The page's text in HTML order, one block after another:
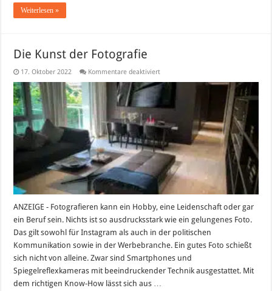
Weiterlesen »
Die Kunst der Fotografie
17. Oktober 2022 Kommentare deaktiviertfür
Kunst
Fotografie
ANZEIGE - Fotografieren kann ein Hobby, eine Leidenschaft oder gar
ein Beruf sein. Nichts ist so ausdrucksstark wie ein gelungenes Foto.
Das gilt sowohl für Instagram als auch in der politischen
Kommunikation sowie in der Werbebranche. Ein gutes Foto schießt
sich nicht von alleine. Zwar sind Smartphones und
Spiegelreflexkameras mit beeindruckender Technik ausgestattet. Mit
dem richtigen Know-How lässt sich aus …